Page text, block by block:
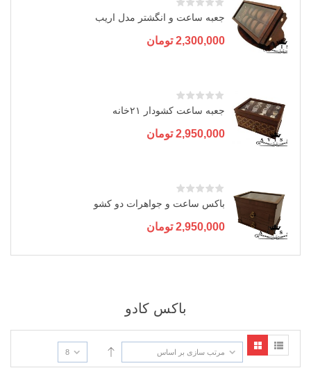
جعبه ساعت و انگشتر مدل اریب
2,300,000 تومان
جعبه ساعت کشودار ۲۱خانه
2,950,000 تومان
باکس ساعت و جواهرات دو کشو
2,950,000 تومان
باکس کادو
مرتب سازی بر اساس 8